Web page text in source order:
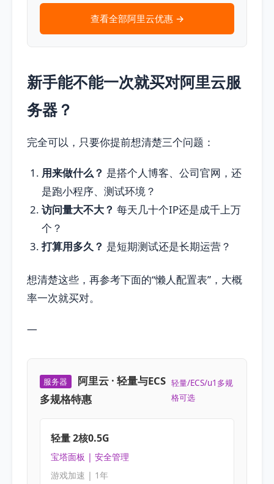
查看全部阿里云优惠 →
新手能不能一次就买对阿里云服
务器？
完全可以，只要你提前想清楚三个问题：
用来做什么？ 是搭个人博客、公司官网，还
是跑小程序、测试环境？
访问量大不大？ 每天几十个IP还是成千上万
个？
打算用多久？ 是短期测试还是长期运营？
想清楚这些，再参考下面的“懒人配置表”，大概
率一次就买对。
—
服务器
阿里云 · 轻量与ECS
多规格特惠
轻量/ECS/u1多规
格可选
轻量 2核0.5G
宝塔面板 | 安全管理
游戏加速 | 1年